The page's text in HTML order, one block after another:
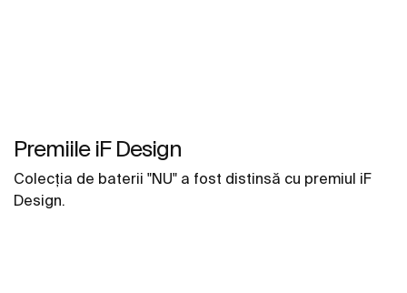
Premiile iF Design
Colecția de baterii "NU" a fost distinsă cu premiul iF
Design.